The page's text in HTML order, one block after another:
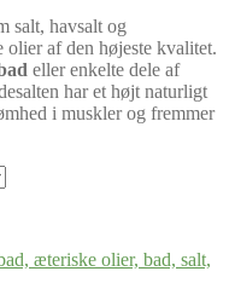
salt, havsalt og
af den højeste kvalitet.
eller enkelte dele af
har et højt naturligt
i muskler og fremmer